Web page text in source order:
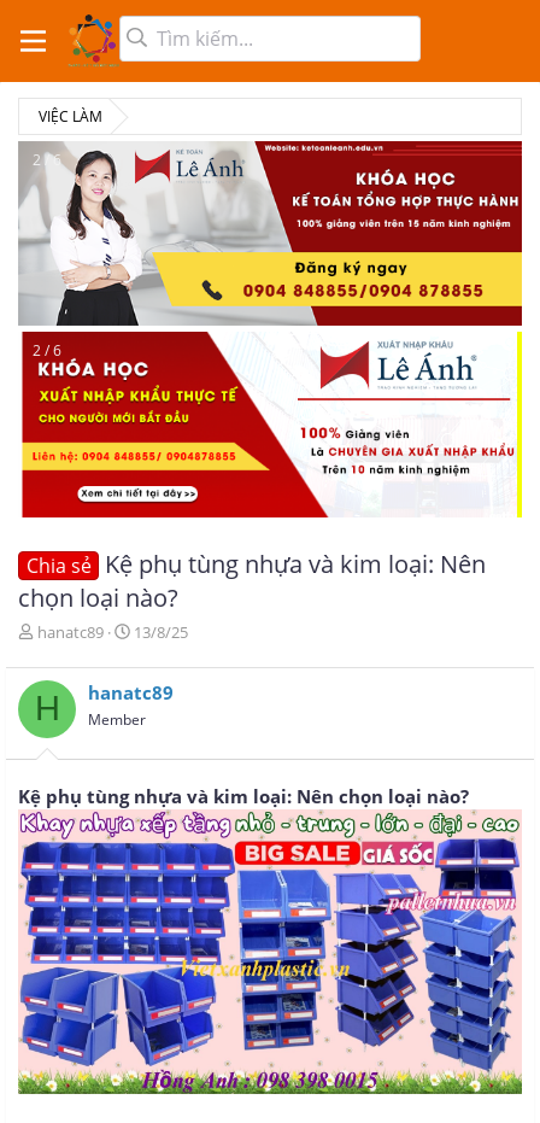
VIỆC LÀM
2 / 6
2 / 6
Chia sẻ
Kệ phụ tùng nhựa và kim loại: Nên
chọn loại nào?
T
r
e
a
d
s
a
r
t
e
r
hanatc89
N
à
y
g
i
13/8/25
H hanatc89
Member
Kệ phụ tùng nhựa và kim loại: Nên chọn loại nào?